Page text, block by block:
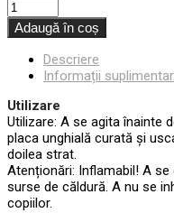
Adaugă în coș
Descriere
Informații
Utilizare
Utilizare: A se agita înainte
placa unghială curată și
doilea strat.
Atenționări: Inflamabil! A
surse de căldură. A nu se
copiilor.